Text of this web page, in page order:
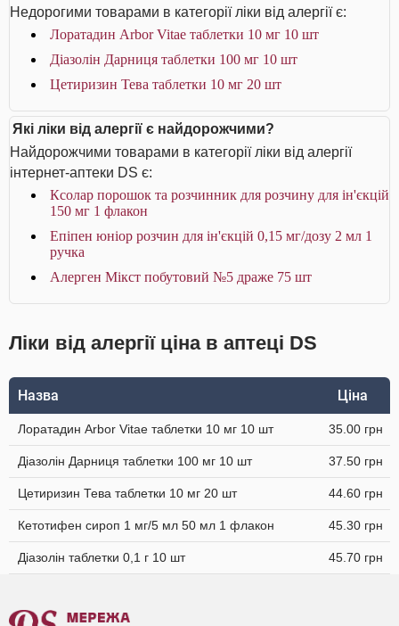
Недорогими товарами в категорії ліки від алергії є:
Лоратадин Arbor Vitae таблетки 10 мг 10 шт
Діазолін Дарниця таблетки 100 мг 10 шт
Цетиризин Тева таблетки 10 мг 20 шт
Які ліки від алергії є найдорожчими?
Найдорожчими товарами в категорії ліки від алергії
інтернет-аптеки DS є:
Ксолар порошок та розчинник для розчину для ін'єкцій
150 мг 1 флакон
Епіпен юніор розчин для ін'єкцій 0,15 мг/дозу 2 мл 1
ручка
Алерген Мікст побутовий №5 драже 75 шт
Ліки від алергії ціна в аптеці DS
Назва Ціна
Лоратадин Arbor Vitae таблетки 10 мг 10 шт 35.00 грн
Діазолін Дарниця таблетки 100 мг 10 шт 37.50 грн
Цетиризин Тева таблетки 10 мг 20 шт 44.60 грн
Кетотифен сироп 1 мг/5 мл 50 мл 1 флакон 45.30 грн
Діазолін таблетки 0,1 г 10 шт 45.70 грн